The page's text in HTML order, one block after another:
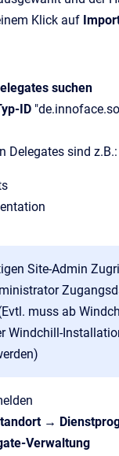
Klick auf
suchen
ID
Delegates sind z.B.:
Site-Admin
muss ab
Windchill-
→
Verwaltung